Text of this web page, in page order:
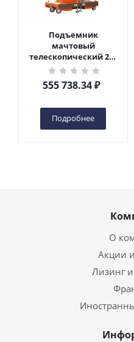
Подъемник
мачтовый
телескопический 200
кг 6 м TOR GTWY6-200S
DC 2-мачтовый
(автономный) (G) в
555 738.34₽
Подробнее
О
Акции
Лизинг и